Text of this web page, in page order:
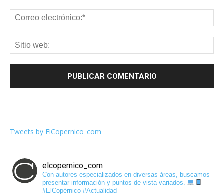
Tweets by ElCopernico_com
elcopernico_com
Con autores especializados en diversas áreas, buscamos
presentar información y puntos de vista variados.
#ElCopérnico #Actualidad